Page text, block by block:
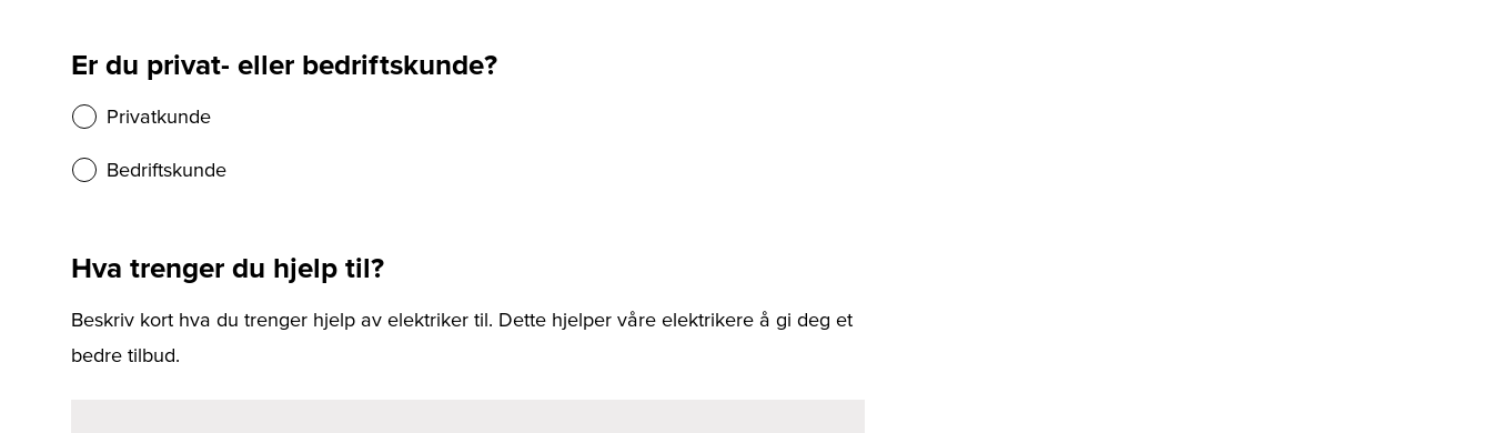
Er du privat- eller bedriftskunde?
Privatkunde
Bedriftskunde
Hva trenger du hjelp til?
Beskriv kort hva du trenger hjelp av elektriker til. Dette hjelper våre elektrikere å gi deg et
bedre tilbud.